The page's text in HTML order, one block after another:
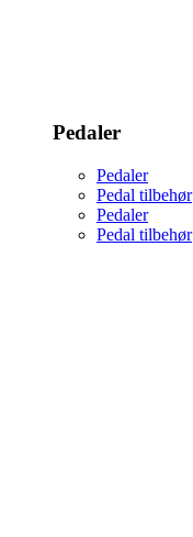
Pedaler
Pedaler
Pedal tilbehør
Pedaler
Pedal tilbehør